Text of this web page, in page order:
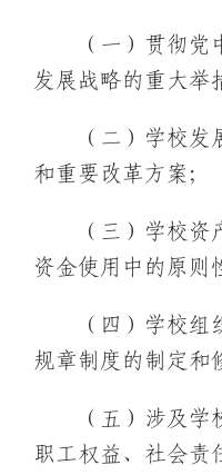
（一）贯彻
发展战略的重大举
（二）学校
和重要改革方案；
（三）学校
资金使用中的原则
（四）学校
规章制度的制定和
（五）涉及学
职工权益、社会责